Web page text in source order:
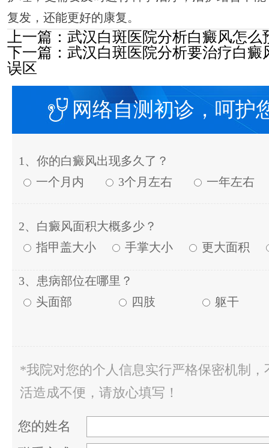
复发，还能更好的康复。
上一篇： 武汉白斑医院分析白癜风怎么
下一篇： 武汉白斑医院分析要治疗白癜
误区
网络自测初诊，呵护
1、你的白癜风出现多久了？
一个月内
3个月左右 一年左右
2、白癜风面积大概多少？
指甲盖大小
手掌大小 更大面积
3、患病部位在哪里？
头面部
四肢 躯干
*我院对您的个人信息实行严格保密机制，
活造成不便，请放心填写！
您的姓名